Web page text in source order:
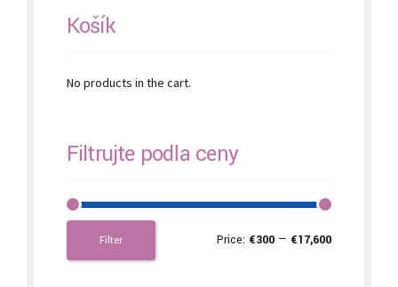
Košík
No products in the cart.
Filtrujte podľa ceny
Filter Price: €300 — €17,600